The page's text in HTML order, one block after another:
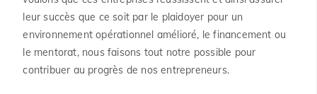
leur succès que ce soit par le plaidoyer pour un
environnement opérationnel amélioré, le financement ou
le mentorat, nous faisons tout notre possible pour
contribuer au progrès de nos entrepreneurs.